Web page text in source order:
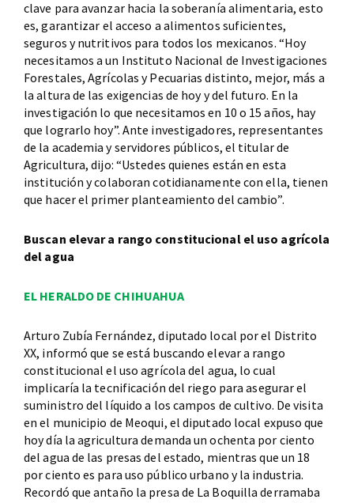
clave para avanzar hacia la soberanía alimentaria, esto
es, garantizar el acceso a alimentos suficientes,
seguros y nutritivos para todos los mexicanos. “Hoy
necesitamos a un Instituto Nacional de Investigaciones
Forestales, Agrícolas y Pecuarias distinto, mejor, más a
la altura de las exigencias de hoy y del futuro. En la
investigación lo que necesitamos en 10 o 15 años, hay
que lograrlo hoy”. Ante investigadores, representantes
de la academia y servidores públicos, el titular de
Agricultura, dijo: “Ustedes quienes están en esta
institución y colaboran cotidianamente con ella, tienen
que hacer el primer planteamiento del cambio”.
Buscan elevar a rango constitucional el uso agrícola
del agua
EL HERALDO DE CHIHUAHUA
Arturo Zubía Fernández, diputado local por el Distrito
XX, informó que se está buscando elevar a rango
constitucional el uso agrícola del agua, lo cual
implicaría la tecnificación del riego para asegurar el
suministro del líquido a los campos de cultivo. De visita
en el municipio de Meoqui, el diputado local expuso que
hoy día la agricultura demanda un ochenta por ciento
del agua de las presas del estado, mientras que un 18
por ciento es para uso público urbano y la industria.
Recordó que antaño la presa de La Boquilla derramaba